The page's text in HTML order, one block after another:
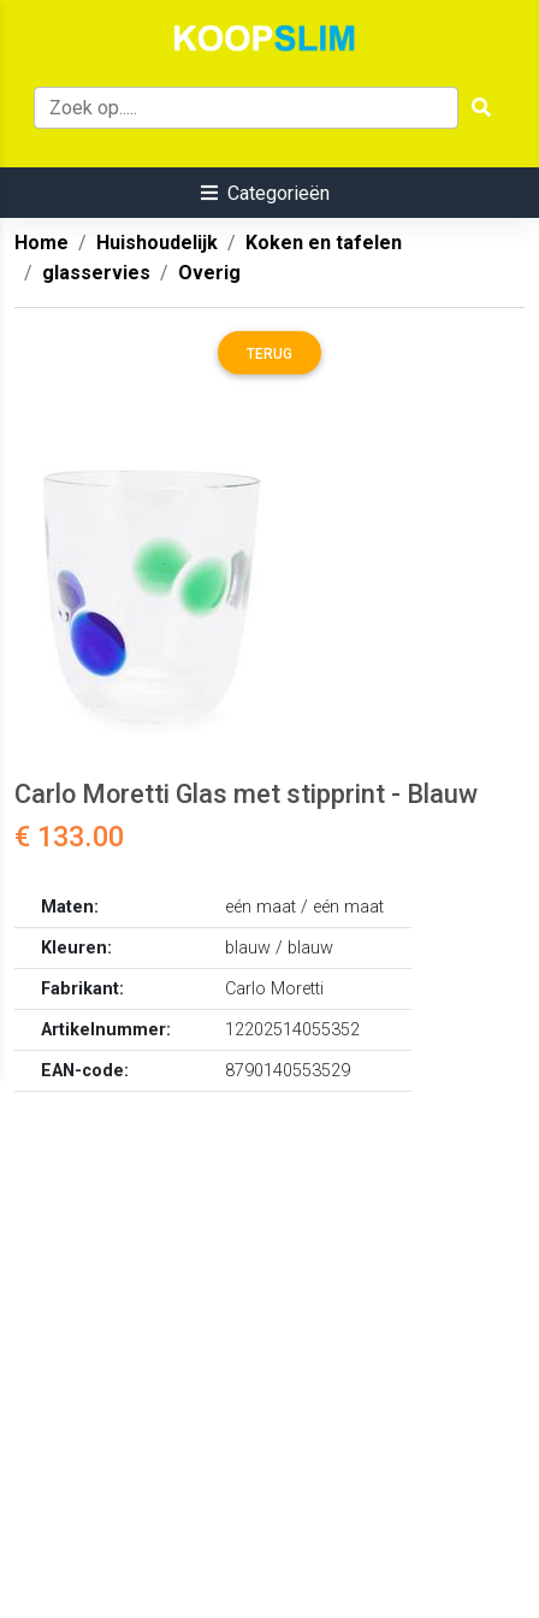
Categorieën
Home Huishoudelijk
Koken en tafelen
glasservies
Overig
TERUG
Carlo Moretti Glas met stipprint - Blauw
€ 133.00
Maten:
eén maat / eén maat
Kleuren:
blauw / blauw
Fabrikant:
Carlo Moretti
Artikelnummer:
12202514055352
EAN-code:
8790140553529